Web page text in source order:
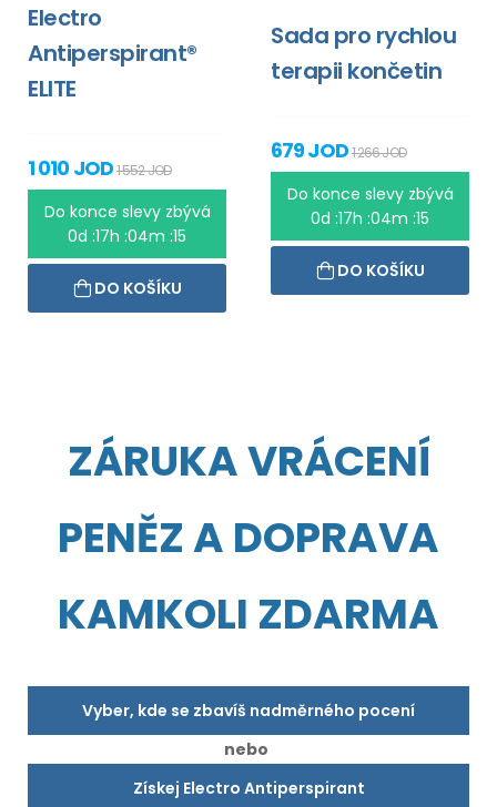
Electro
Antiperspirant®
ELITE
1 010 JOD1 552 JOD
Do konce slevy zbývá
0d :17h :04m :15
DO KOŠÍKU
Sada pro rychlou
terapii končetin
679 JOD1 266 JOD
Do konce slevy zbývá
0d :17h :04m :15
DO KOŠÍKU
ZÁRUKA VRÁCENÍ
PENĚZ A DOPRAVA
KAMKOLI ZDARMA
Vyber, kde se zbavíš nadměrného pocení
nebo
Získej Electro Antiperspirant